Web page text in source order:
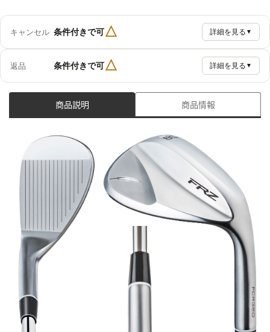
キャンセル 条件付きで可△ 詳細を見る ▼
返品 条件付きで可△ 詳細を見る ▼
商品説明 商品情報